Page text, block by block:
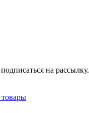
на рассылку.